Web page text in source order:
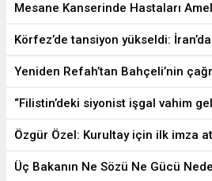
Özgür Özel: Kurultay için ilk imza